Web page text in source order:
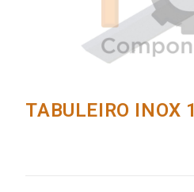
TABULEIRO